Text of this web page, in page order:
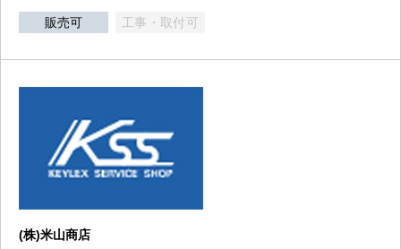
販売可 工事・取付可
(株)米山商店